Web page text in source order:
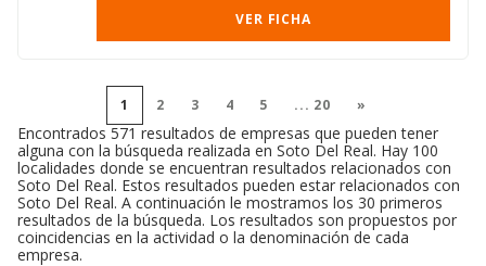
VER FICHA
1 2 3 4 5 ... 20 »
Encontrados 571 resultados de empresas que pueden tener
alguna con la búsqueda realizada en Soto Del Real. Hay 100
localidades donde se encuentran resultados relacionados con
Soto Del Real. Estos resultados pueden estar relacionados con
Soto Del Real. A continuación le mostramos los 30 primeros
resultados de la búsqueda. Los resultados son propuestos por
coincidencias en la actividad o la denominación de cada
empresa.